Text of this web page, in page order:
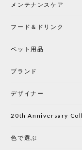
メンテナンスケア
フード＆ドリンク
ペット用品
ブランド
デザイナー
20th Anniversary
色で選ぶ